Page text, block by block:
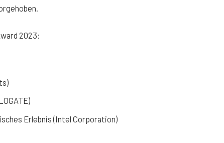
2023:
Erlebnis (Intel Corporation)